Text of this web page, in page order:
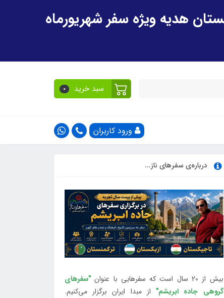
سبد خرید 0
ورود کاربران
درباره‌ی سفرهای ناز...
بیش از 20 سال است که سفرهایی با عنوان
"سفرهای
گروهی جاده ابریشم" از مبدا ایران برگزار می‌کنیم.